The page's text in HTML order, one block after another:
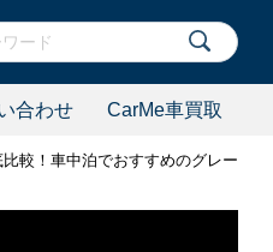
合わせ CarMe車買取
較！車中泊でおすすめのグレードは